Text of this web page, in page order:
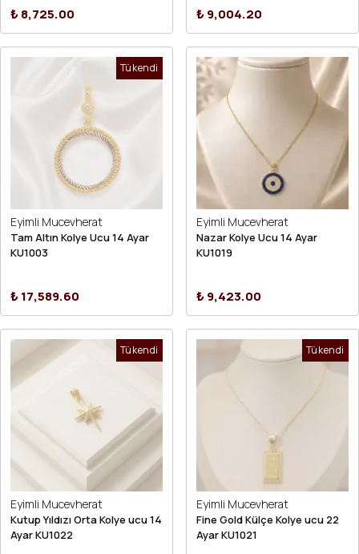
₺ 8,725.00 ₺ 9,004.20
Tükendi
Eyimli Mucevherat
Tam Altın Kolye Ucu 14 Ayar
KU1003
₺ 17,589.60
Eyimli Mucevherat
Nazar Kolye Ucu 14 Ayar
KU1019
₺ 9,423.00
Tükendi
Eyimli Mucevherat
Kutup Yıldızı Orta Kolye ucu 14
Ayar KU1022
Tükendi
Eyimli Mucevherat
Fine Gold Külçe Kolye ucu 22
Ayar KU1021